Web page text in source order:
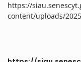
https://
content/uploads/